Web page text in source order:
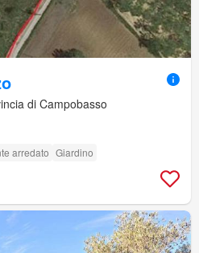
di Campobasso
arredato Giardino